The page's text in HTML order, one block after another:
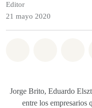
Editor
21 mayo 2020
Jorge Brito, Eduardo
entre los empresarios